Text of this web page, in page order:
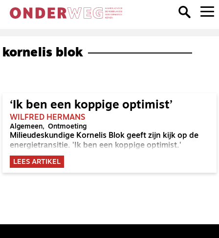
kornelis blok
‘Ik ben een koppige optimist’
WILFRED HERMANS
Algemeen Ontmoeting
Milieudeskundige Kornelis Blok geeft zijn kijk op de
energietransitie. 'Ik ben een koppige optimist.'
LEES ARTIKEL